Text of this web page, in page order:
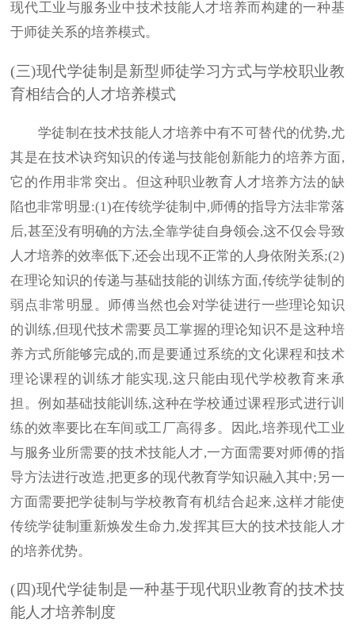
现代工业与服务业中技术技能人才培养而构建的一种基
于师徒关系的培养模式。
(三)现代学徒制是新型师徒学习方式与学校职业教
育相结合的人才培养模式
学徒制在技术技能人才培养中有不可替代的优势,尤
其是在技术诀窍知识的传递与技能创新能力的培养方面,
它的作用非常突出。但这种职业教育人才培养方法的缺
陷也非常明显:(1)在传统学徒制中,师傅的指导方法非常落
后,甚至没有明确的方法,全靠学徒自身领会,这不仅会导致
人才培养的效率低下,还会出现不正常的人身依附关系;(2)
在理论知识的传递与基础技能的训练方面,传统学徒制的
弱点非常明显。师傅当然也会对学徒进行一些理论知识
的训练,但现代技术需要员工掌握的理论知识不是这种培
养方式所能够完成的,而是要通过系统的文化课程和技术
理论课程的训练才能实现,这只能由现代学校教育来承
担。例如基础技能训练,这种在学校通过课程形式进行训
练的效率要比在车间或工厂高得多。因此,培养现代工业
与服务业所需要的技术技能人才,一方面需要对师傅的指
导方法进行改造,把更多的现代教育学知识融入其中;另一
方面需要把学徒制与学校教育有机结合起来,这样才能使
传统学徒制重新焕发生命力,发挥其巨大的技术技能人才
的培养优势。
(四)现代学徒制是一种基于现代职业教育的技术技
能人才培养制度